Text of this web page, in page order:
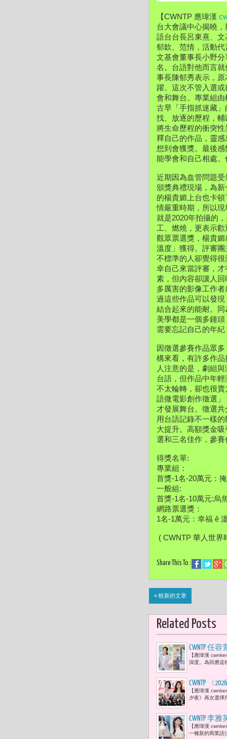
【CWNTP 應瑋漢
台大會議中心揭曉，
語台台長呂東熹、
郁欽、 范情，活動
文基會董事長小野
名。 台語對他而言
事長陳郁秀表示，
躍。 這次不管入選
會和舞台。專業組
古早「手指抓迷藏
找、放逐的歷程， 輔
將生命歷程的衝突
釋自己的作品，靈
想到會獲獎。 最後感
能學會和自己相處。
近期因為血管問題
頒獎典禮現場， 為新
的楊貴媚上台也卡頓
情嚴重時期， 所以
就是2020年拍攝的，
工、燃燒，更表示
觀眾票選獎， 楊貴媚
溫度」獲得。評審
不標準的人卻覺得很
幸自己來當評審，
素， 但內容卻讓人
多厲害的影像工作
過這些作品可以發
結合起來的能耐。
美學都是一個多鐘頭
需要忘記自己的年
因徵選參賽作品眾
構來看， 有許多作
人注意的是， 劇組
台語， 但作品中年
不太輪轉， 卻也很賣
語微電影創作徵選」
才發展舞台。徵選
用台語記錄不一樣
大提升。 高額獎金吸
選和三名佳作，參
得獎名單:
專業組：
首獎-1名-20萬元：
一般組:
首獎-1名-10萬元:烏
網路票選獎：
1名-1萬元：幸福 ê
( CWNTP 華人世界
Share This To :
« 較新的文章
Related Posts
CWNTP 任
變得更溫
【應瑋漢
深度。為回應這
CWNTP 〈
藝人 47位
【應瑋漢
夕夜》再次選擇
CWNTP 李
數，而是
【應瑋漢
一種新的商業語